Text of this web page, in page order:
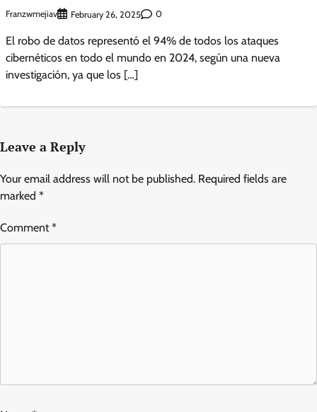
Franzwmejiav February 26, 2025 0
El robo de datos representó el 94% de todos los ataques
cibernéticos en todo el mundo en 2024, según una nueva
investigación, ya que los […]
Leave a Reply
Your email address will not be published. Required fields are
marked *
Comment*